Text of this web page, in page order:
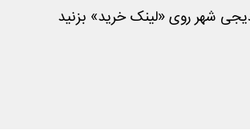
شهر روی «لینک خرید» بزنید